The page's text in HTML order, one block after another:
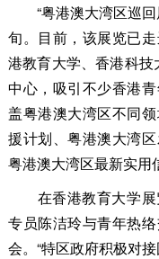
“粤港澳大湾区巡回
旬。目前，该展览已
港教育大学、香港科
中心，吸引不少香港
盖粤港澳大湾区不同
援计划、粤港澳大湾
粤港澳大湾区最新实用
在香港教育大学展
专员陈洁玲与青年热
会。“特区政府积极对